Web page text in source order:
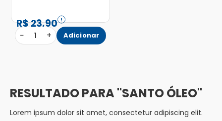
R$23,90
− 1 + Adicionar
SANTO ÓLEO
Lorem ipsum dolor sit amet, consectetur adipiscing elit.